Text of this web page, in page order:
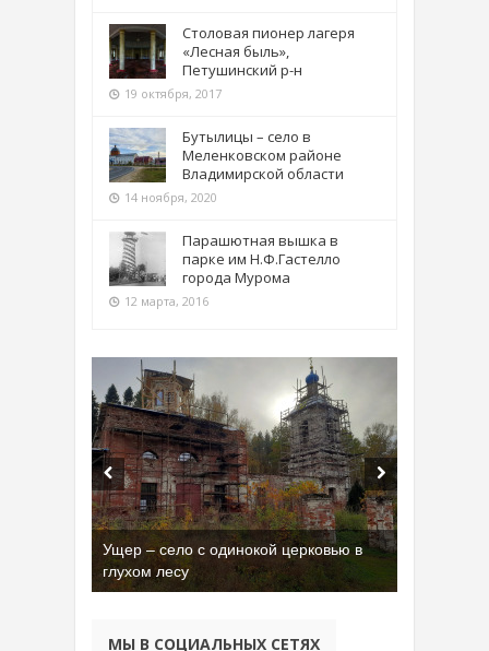
Столовая пионер лагеря
«Лесная быль»,
Петушинский р-н
19 октября, 2017
Бутылицы – село в
Меленковском районе
Владимирской области
14 ноября, 2020
Парашютная вышка в
парке им Н.Ф.Гастелло
города Мурома
12 марта, 2016
Ущер – село с одинокой церковью в
глухом лесу
Бывшая танковая часть имени Сухэ-
Батора во Владимире
МЫ В СОЦИАЛЬНЫХ СЕТЯХ